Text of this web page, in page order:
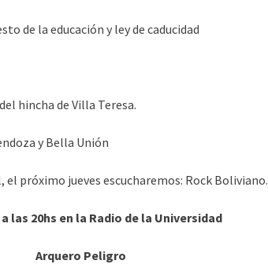
de la educación y ley de caducidad
hincha de Villa Teresa.
y Bella Unión
próximo jueves escucharemos: Rock Boliviano.
las 20hs en la Radio de la Universidad
Arquero Peligro